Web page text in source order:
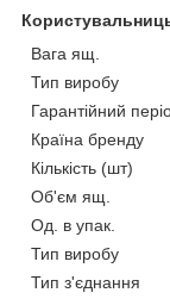
Вага ящ.
Тип виробу
Гарантійний
Країна бренду
Кількість (шт)
Об'єм ящ.
Од. в упак.
Тип виробу
Тип з'єднання